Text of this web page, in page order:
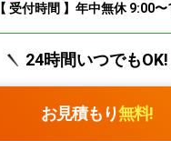
【 受付時間 】年中無休 9:00
24時間いつでもOK!
お見積もり無料!